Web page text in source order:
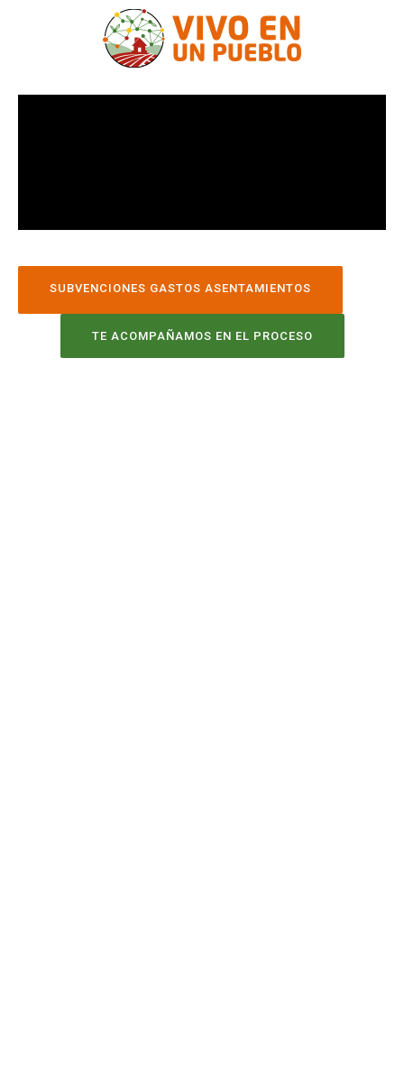
SUBVENCIONES GASTOS ASENTAMIENTOS
TE ACOMPAÑAMOS EN EL PROCESO